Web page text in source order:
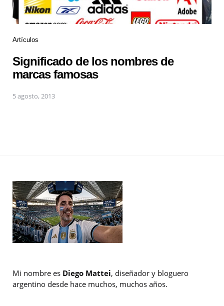
Artículos
Significado de los nombres de
marcas famosas
5 agosto, 2013
Mi nombre es Diego Mattei, diseñador y bloguero
argentino desde hace muchos, muchos años.